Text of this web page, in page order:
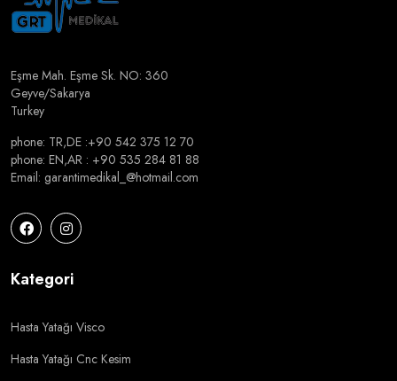
Eşme Mah. Eşme Sk. NO: 360
Geyve/Sakarya
Turkey
phone: TR,DE :⁦+90 542 375 12 70⁩
phone: EN,AR : +90 535 284 81 88
Email: garantimedikal_@hotmail.com
Kategori
Hasta Yatağı Visco
Hasta Yatağı Cnc Kesim